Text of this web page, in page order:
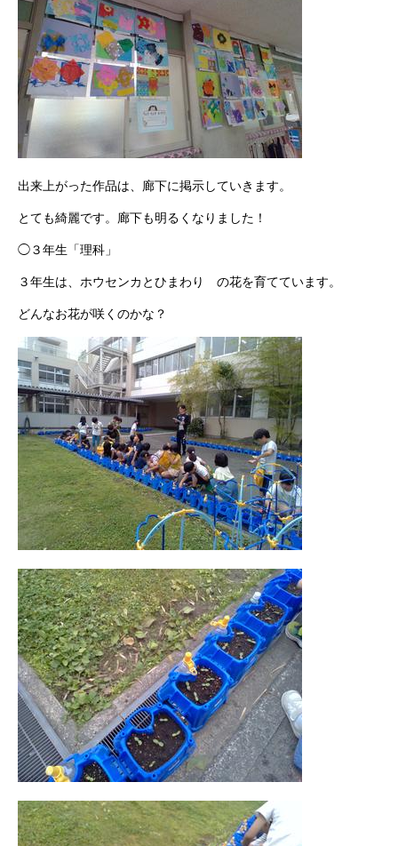
出来上がった作品は、廊下に掲示していきます。
とても綺麗です。廊下も明るくなりました！
◯３年生「理科」
３年生は、ホウセンカとひまわり の花を育てています。
どんなお花が咲くのかな？